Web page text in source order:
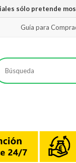
sólo pretende
Guía para